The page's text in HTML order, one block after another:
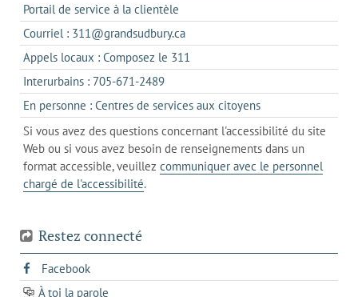
Portail de service à la clientèle
dans
un
nouvel
Courriel : 311@grandsudbury.cas'ouvre
dans
votre
de
messagerie
Appels locaux : Composez le 311
dans
un
client
de
votre
téléphone
Interurbains : 705-671-2489s'ouvre
dans
un
client
de
votre
En personne : Centres de services aux citoyenss'ouvre
dans
l'onglet
actuel
Si vous avez des questions concernant l'accessibilité du site
Web ou si vous avez besoin de renseignements dans un
format accessible, veuillez communiquer avec le personnel
chargé de l'accessibilité.
Restez connecté
Facebooks'ouvre
dans
À toi la parole